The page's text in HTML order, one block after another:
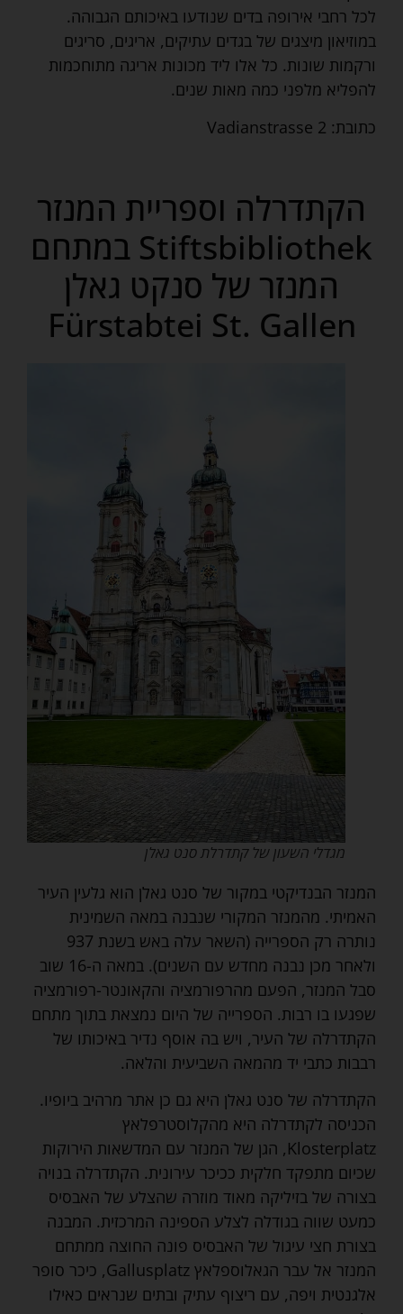
לכל רחבי אירופה בדים שנודעו באיכותם הגבוהה.
במוזיאון מיצגים של בגדים עתיקים, אריגים, סריגים
ורקמות שונות. כל אלו ליד מכונות אריגה מתוחכמות
להפליא מלפני כמה מאות שנים.
כתובת: Vadianstrasse 2
הקתדרלה וספריית המנזר
Stiftsbibliothek במתחם
המנזר של סנקט גאלן
Fürstabtei St. Gallen
מגדלי השעון של קתדרלת סנט גאלן
המנזר הבנדיקטי במקור של סנט גאלן הוא גלעין העיר
האמיתי. מהמנזר המקורי שנבנה במאה השמינית
נותרה רק הספרייה (השאר עלה באש בשנת 937
ולאחר מכן נבנה מחדש עם השנים). במאה ה-16 שוב
סבל המנזר, הפעם מהרפורמציה והקאונטר-רפורמציה
שפגעו בו רבות. הספרייה של היום נמצאת בתוך מתחם
הקתדרלה של העיר, ויש בה אוסף נדיר באיכותו של
רבבות כתבי יד מהמאה השביעית והלאה.
הקתדרלה של סנט גאלן היא גם כן אתר מרהיב ביופיו.
הכניסה לקתדרלה היא מהקלוסטרפלאץ
Klosterplatz, הגן של המנזר עם המדשאות הירוקות
שכיום מתפקד חלקית ככיכר עירונית. הקתדרלה בנויה
בצורה של בזיליקה מאוד מוזרה שהצלע של האבסיס
כמעט שווה בגודלה לצלע הספינה המרכזית. המבנה
בצורת חצי עיגול של האבסיס פונה החוצה ממתחם
המנזר אל עבר הגאלוספלאץ Gallusplatz, כיכר סופר
אלגנטית ויפה, עם ריצוף עתיק ובתים שנראים כאילו